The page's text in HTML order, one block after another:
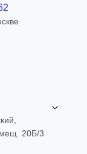
20Б/3